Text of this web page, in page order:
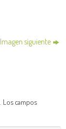
Imagen siguiente
Los campos